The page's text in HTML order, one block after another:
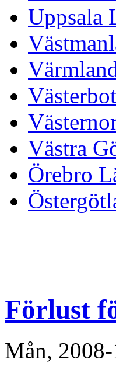
Uppsala
Västra
Örebro
Förlust
Mån,